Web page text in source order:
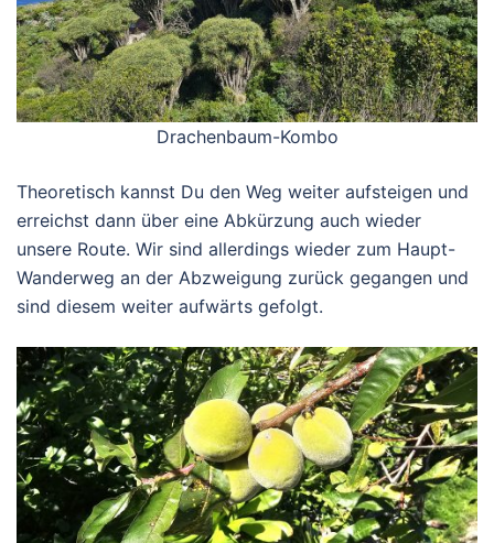
Drachenbaum-Kombo
Theoretisch kannst Du den Weg weiter aufsteigen und
erreichst dann über eine Abkürzung auch wieder
unsere Route. Wir sind allerdings wieder zum Haupt-
Wanderweg an der Abzweigung zurück gegangen und
sind diesem weiter aufwärts gefolgt.